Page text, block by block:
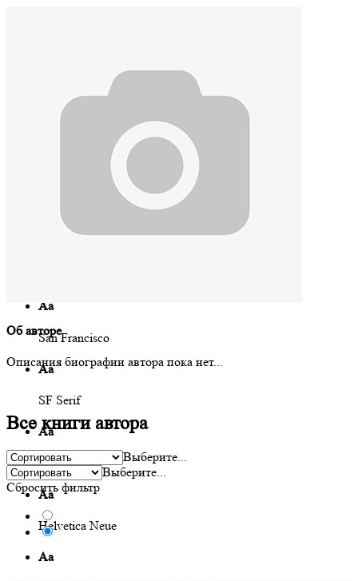
Times
Аа
San Francisco
Аа
SF Serif
Аа
New York
Аа
Helvetica Neue
Аа
Об авторе
Описания биографии автора пока нет...
Все книги автора
Выберите...
Выберите...
Сбросить фильтр